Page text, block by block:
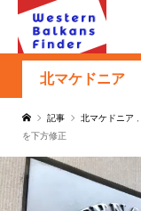
北マケドニア
記事 北マケドニア
を下方修正